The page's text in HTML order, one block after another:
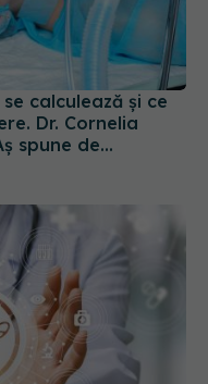
Dr. Cornelia
spune de